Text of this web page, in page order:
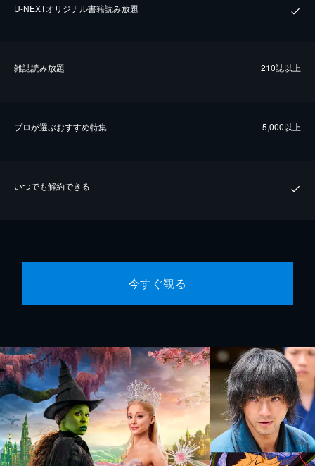
U-NEXTオリジナル書籍読み放題
雑誌読み放題 210誌以上
プロが選ぶおすすめ特集 5,000以上
いつでも解約できる
今すぐ観る